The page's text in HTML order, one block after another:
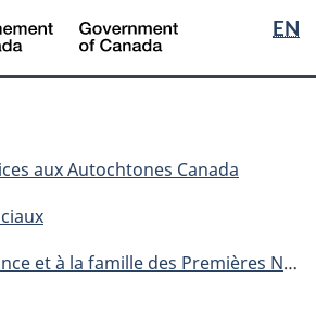
Passer
au
contenu
Passer
à
« Au
Passer
à
la
la
EN
of
aux Autochtones Canada
famille des Premières Nations, des Inuit et des Métis